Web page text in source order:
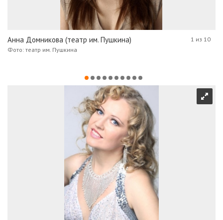
Анна Домникова (театр им. Пушкина)
Фото: театр им. Пушкина
1 из 10